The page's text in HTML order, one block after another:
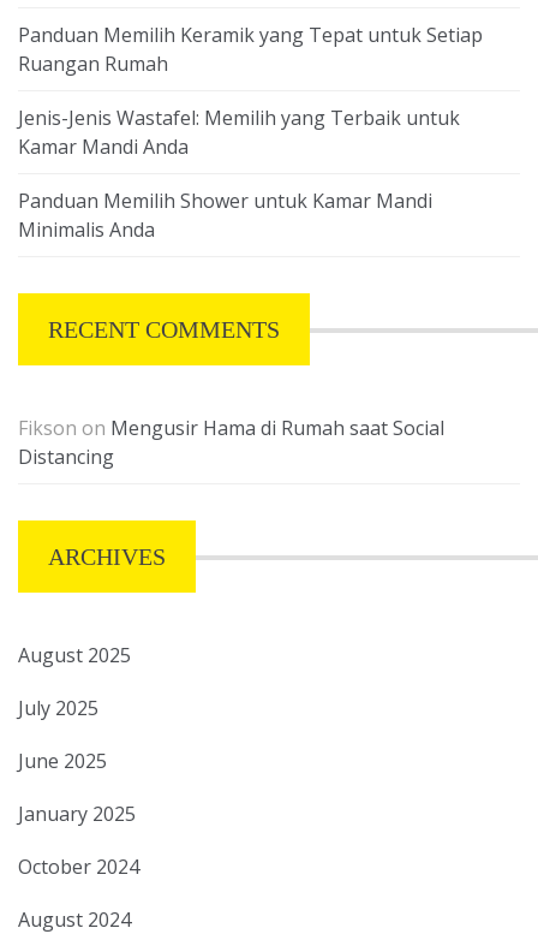
Panduan Memilih Keramik yang Tepat untuk Setiap
Ruangan Rumah
Jenis-Jenis Wastafel: Memilih yang Terbaik untuk
Kamar Mandi Anda
Panduan Memilih Shower untuk Kamar Mandi
Minimalis Anda
RECENT COMMENTS
Fikson on Mengusir Hama di Rumah saat Social
Distancing
ARCHIVES
August 2025
July 2025
June 2025
January 2025
October 2024
August 2024